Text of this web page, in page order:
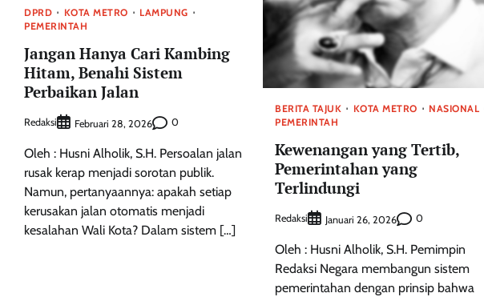
DPRD KOTA METRO
LAMPUNG
PEMERINTAH
Jangan Hanya Cari Kambing
Hitam, Benahi Sistem
Perbaikan Jalan
Redaksi Februari 28, 2026 0
Oleh : Husni Alholik, S.H. Persoalan jalan
rusak kerap menjadi sorotan publik.
Namun, pertanyaannya: apakah setiap
kerusakan jalan otomatis menjadi
kesalahan Wali Kota? Dalam sistem […]
BERITA TAJUK KOTA METRO
NASIONAL
PEMERINTAH
Kewenangan yang Tertib,
Pemerintahan yang
Terlindungi
Redaksi Januari 26, 2026 0
Oleh : Husni Alholik, S.H. Pemimpin
Redaksi Negara membangun sistem
pemerintahan dengan prinsip bahwa